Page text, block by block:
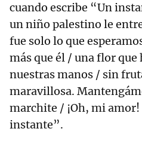
cuando escribe “Un
un niño palestino le
fue solo lo que
más que él / una flor
nuestras manos / sin
maravillosa.
marchite / ¡Oh, mi
instante”.